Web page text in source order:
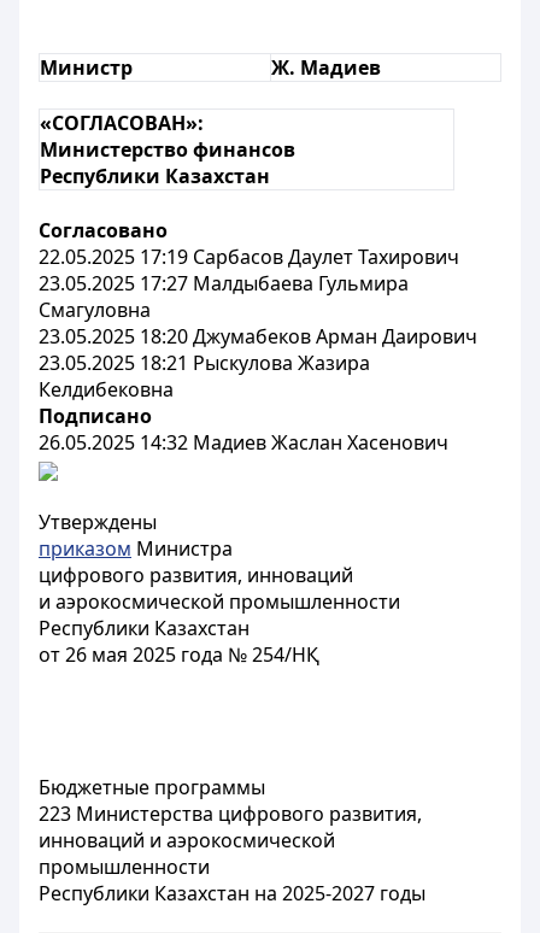
Министр Ж. Мадиев
«СОГЛАСОВАН»:
Министерство финансов
Республики Казахстан
Согласовано
22.05.2025 17:19 Сарбасов Даулет Тахирович
23.05.2025 17:27 Малдыбаева Гульмира
Смагуловна
23.05.2025 18:20 Джумабеков Арман Даирович
23.05.2025 18:21 Рыскулова Жазира
Келдибековна
Подписано
26.05.2025 14:32 Мадиев Жаслан Хасенович
Утверждены
приказом Министра
цифрового развития, инноваций
и аэрокосмической промышленности
Республики Казахстан
от 26 мая 2025 года № 254/НҚ
Бюджетные программы
223 Министерства цифрового развития,
инноваций и аэрокосмической
промышленности
Республики Казахстан на 2025-2027 годы